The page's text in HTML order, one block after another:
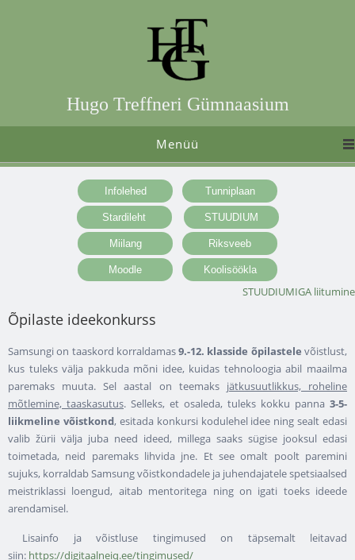
Hugo Treffneri Gümnaasium
Menüü
STUUDIUMIGA liitumine
Õpilaste ideekonkurss
Samsungi on taaskord korraldamas9.-12. klasside õpilastele võistlust,
kus tuleks välja pakkuda mõni idee, kuidas tehnoloogia abil maailma
paremaks muuta. Sel aastal on teemaks jätkusuutlikkus, roheline
mõtlemine, taaskasutus. Selleks, et osaleda, tuleks kokku panna 3-5-
liikmeline võistkond, esitada konkursi kodulehel idee ning sealt edasi
valib žürii välja juba need ideed, millega saaks sügise jooksul edasi
toimetada, neid paremaks lihvida jne. Et see omalt poolt paremini
sujuks, korraldab Samsung võistkondadele ja juhendajatele spetsiaalsed
meistriklassi loengud, aitab mentoritega ning on igati toeks ideede
arendamisel.
Lisainfo ja võistluse tingimused on täpsemalt leitavad
siin: https://digitaalneiq.ee/tingimused/